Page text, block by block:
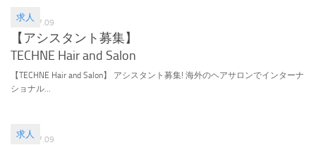
求人
2016.07.09
【アシスタント募集】
TECHNE Hair and Salon
【TECHNE Hair and Salon】 アシスタント募集! 海外のヘアサロンでインターナ
ショナル...
求人
2016.07.09